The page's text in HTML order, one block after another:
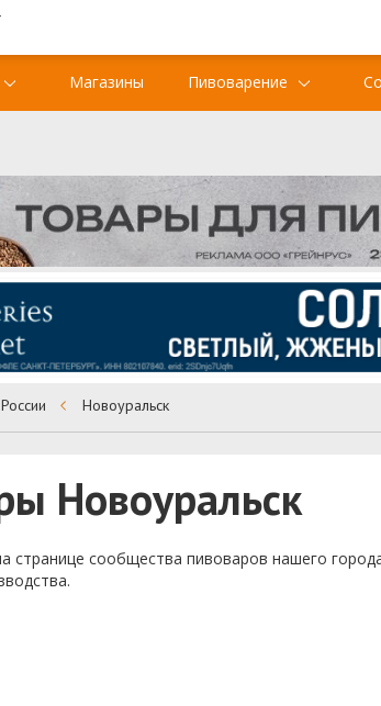
Магазины Пивоварение
Новоуральск
Новоуральск
странице сообщества пивоваров нашего